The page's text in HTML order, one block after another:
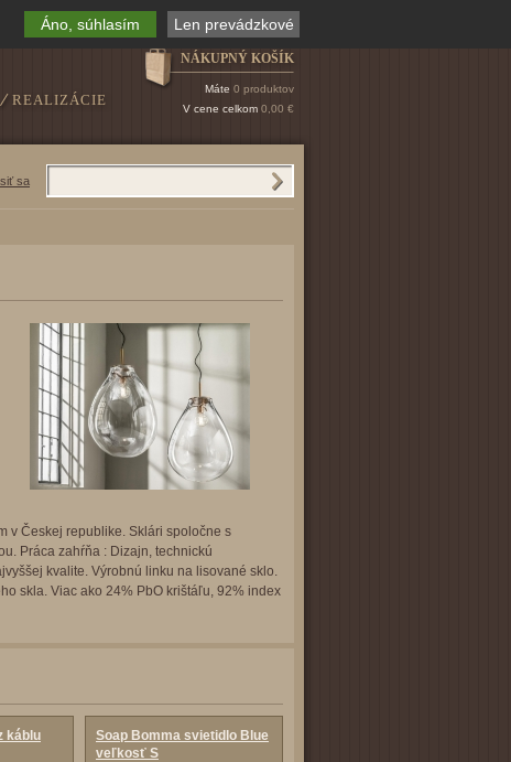
NÁKUPNÝ KOŠÍK
Máte 0 produktov
V cene celkom 0,00 €
REALIZÁCIE
sa
v Českej republike. Sklári spoločne s
Práca zahŕňa : Dizajn, technickú
kvalite. Výrobnú linku na lisované sklo.
skla. Viac ako 24% PbO krištáľu, 92% index
káblu
Soap Bomma svietidlo Blue
veľkosť S
Áno, súhlasím Len prevádzkové